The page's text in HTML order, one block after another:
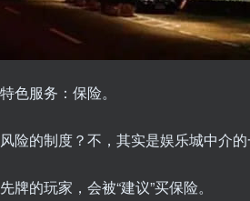
色服务：保险。
险的制度？不，其实是娱乐城中介的
牌的玩家，会被“建议”买保险。